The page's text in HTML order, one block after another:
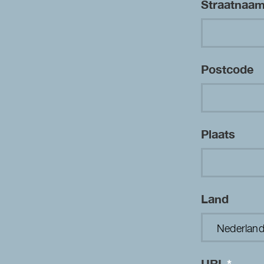
Postcode
Plaats
Land